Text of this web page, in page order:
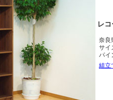
レ
奈良
サイ
パイ
組立